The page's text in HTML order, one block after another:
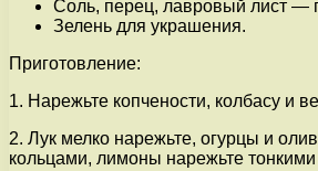
Соль, перец, лавровый лист —
Зелень для украшения.
Приготовление:
1. Нарежьте копчености, колбасу и
2. Лук мелко нарежьте, огурцы и
кольцами, лимоны нарежьте